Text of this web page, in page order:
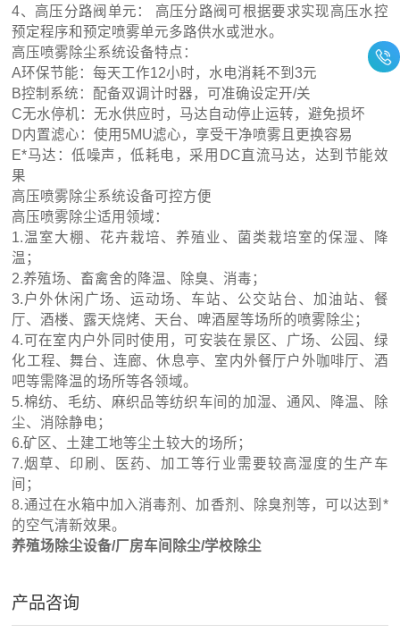
4、高压分路阀单元： 高压分路阀可根据要求实现高压水控
预定程序和预定喷雾单元多路供水或泄水。
高压喷雾除尘系统设备特点：
A环保节能：每天工作12小时，水电消耗不到3元
B控制系统：配备双调计时器，可准确设定开/关
C无水停机：无水供应时，马达自动停止运转，避免损坏
D内置滤心：使用5MU滤心，享受干净喷雾且更换容易
E*马达：低噪声，低耗电，采用DC直流马达，达到节能效
果
高压喷雾除尘系统设备可控方便
高压喷雾除尘适用领域：
1.温室大棚、花卉栽培、养殖业、菌类栽培室的保湿、降
温；
2.养殖场、畜禽舍的降温、除臭、消毒；
3.户外休闲广场、运动场、车站、公交站台、加油站、餐
厅、酒楼、露天烧烤、天台、啤酒屋等场所的喷雾除尘；
4.可在室内户外同时使用，可安装在景区、广场、公园、绿
化工程、舞台、连廊、休息亭、室内外餐厅户外咖啡厅、酒
吧等需降温的场所等各领域。
5.棉纺、毛纺、麻织品等纺织车间的加湿、通风、降温、除
尘、消除静电；
6.矿区、土建工地等尘土较大的场所；
7.烟草、印刷、医药、加工等行业需要较高湿度的生产车
间；
8.通过在水箱中加入消毒剂、加香剂、除臭剂等，可以达到*
的空气清新效果。
养殖场除尘设备/厂房车间除尘/学校除尘
产品咨询